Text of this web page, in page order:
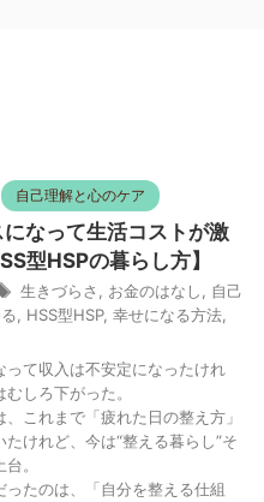
自己理解と心のケア
なって生活コストが激
型HSPの暮らし方】
生きづらさ お金のはなし
自己
HSS型HSP, 幸せになる方法
って収入は不安定になったけれ
しろ下がった。
、これまで「疲れた日の整え方」
たけれど、今は“整える暮らし”そ
。
ったのは、「自分を整える仕組